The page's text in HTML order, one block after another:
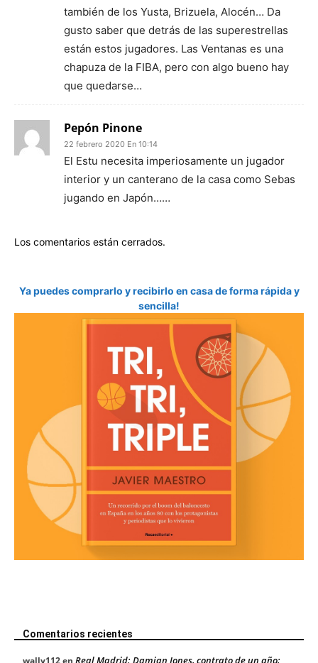
también de los Yusta, Brizuela, Alocén… Da
gusto saber que detrás de las superestrellas
están estos jugadores. Las Ventanas es una
chapuza de la FIBA, pero con algo bueno hay
que quedarse…
Pepón Pinone
22 febrero 2020 En 10:14
El Estu necesita imperiosamente un jugador
interior y un canterano de la casa como Sebas
jugando en Japón……
Los comentarios están cerrados.
Ya puedes comprarlo y recibirlo en casa de forma rápida y
sencilla!
Comentarios recientes
wally112en Real Madrid: Damian Jones, contrato de un año;